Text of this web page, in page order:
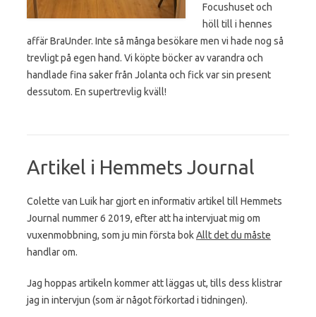
Focushuset och
höll till i hennes
affär BraUnder. Inte så många besökare men vi hade nog så
trevligt på egen hand. Vi köpte böcker av varandra och
handlade fina saker från Jolanta och fick var sin present
dessutom. En supertrevlig kväll!
Artikel i Hemmets Journal
Colette van Luik har gjort en informativ artikel till Hemmets
Journal nummer 6 2019, efter att ha intervjuat mig om
vuxenmobbning, som ju min första bokAllt det du måste
handlar om.
Jag hoppas artikeln kommer att läggas ut, tills dess klistrar
jag in intervjun (som är något förkortad i tidningen).